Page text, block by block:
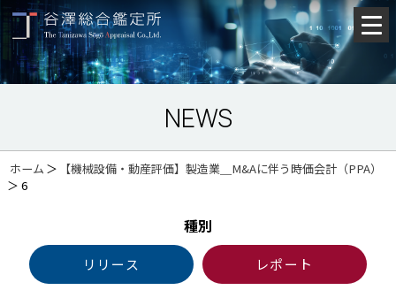
NEWS
ホーム ＞ 【機械設備・動産評価】製造業＿M&Aに伴う時価会計（PPA）
＞ 6
種別
リリース レポート